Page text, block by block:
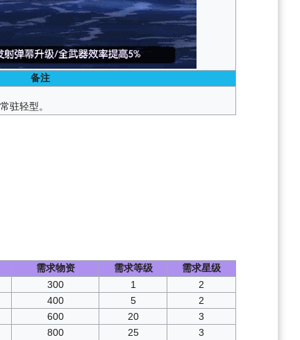
备注
驻轻型。
需求物资 需求等级
需求星级
300 1
2
400 5
2
600 20
3
800 25 3